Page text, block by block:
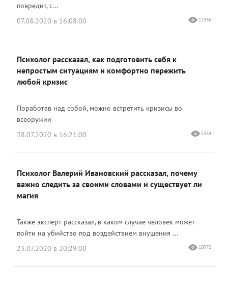
повредит, с...
07.08.2020 в 16:08:00
12436
Психолог рассказал, как подготовить себя к
непростым ситуациям и комфортно пережить
любой кризис
Поработав над собой, можно встретить кризисы во
всеоружии
28.07.2020 в 16:21:00
5334
Психолог Валерий Ивановский рассказал, почему
важно следить за своими словами и существует ли
магия
Также эксперт рассказал, в каком случае человек может
пойти на убийство под воздействием внушения ...
23.07.2020 в 20:29:00
10972